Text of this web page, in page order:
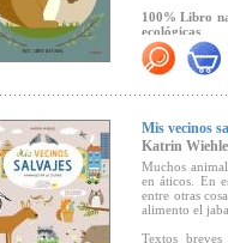
Haz clic aquí
100% Libro
ecológicas
Mis vecinos
Katrin Wiehle
Muchos
en áticos. En
entre otras
alimento el
Textos